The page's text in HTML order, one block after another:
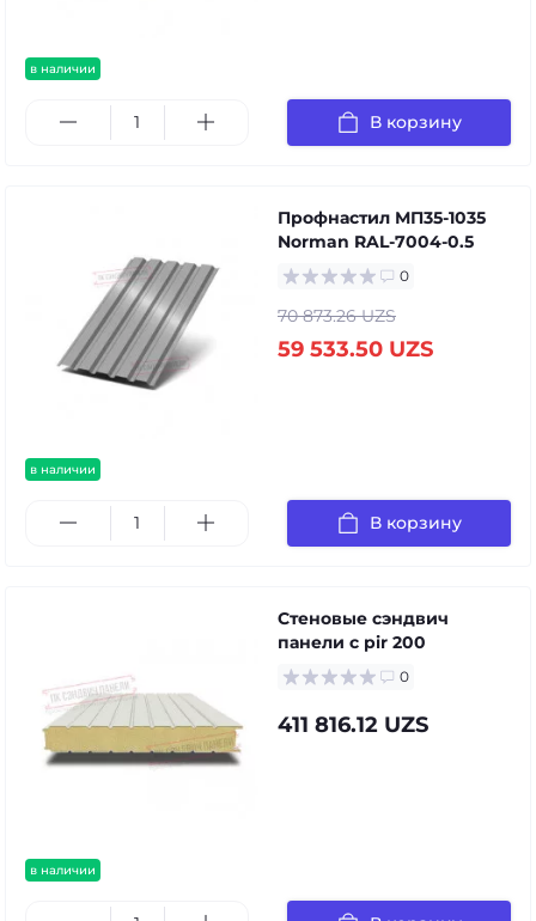
в наличии
В корзину
в наличии
Профнастил МП35-1035
Norman RAL-7004-0.5
0
70 873.26 UZS
59 533.50 UZS
В корзину
в наличии
Стеновые сэндвич
панели с pir 200
0
411 816.12 UZS